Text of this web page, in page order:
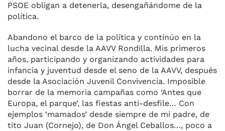
PSOE obligan a detenerla, desengañándome de la
política.
Abandono el barco de la política y continúo en la
lucha vecinal desde la AAVV Rondilla. Mis primeros
años, participando y organizando actividades para
infancia y juventud desde el seno de la AAVV, después
desde la Asociación Juvenil Convivencia. Imposible
borrar de la memoria campañas como ‘Antes que
Europa, el parque’, las fiestas anti-desfile… Con
ejemplos ‘mamados’ desde siempre de mi padre, de
tito Juan (Cornejo), de Don Ángel Ceballos…, poco a